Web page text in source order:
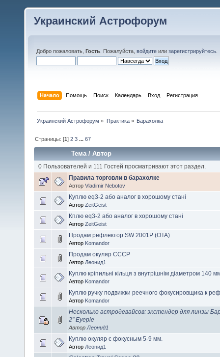
Украинский Астрофорум
Добро пожаловать, Гость . Пожалуйста, войдите или зарегистрируйтесь
Начало Помощь Поиск Календарь Вход Регистрация
Украинский Астрофорум » Практика» Барахолка
Страницы: [1]2 3 ...67
Тема/Автор
0 Пользователей и 111 Гостей просматривают этот раздел.
Правила торговли в барахолке
Автор Vladimir Nebotov
Куплю eq3-2 або аналог в хорошому стані
Автор ZeitGeist
Кплю eq3-2 або аналог в хорошому стані
Автор ZeitGeist
Продам рефлектор SW 2001P (OTA)
Автор Komandor
Продам окуляр СССР
Автор Леонид1
Куплю кріпильні кільця з внутрішнім діаметром 140
Автор Komandor
Куплю ручку подвижки реечного фокусировщика к
Автор Komandor
Несколько астродевайсов: экстендер для линзы
2" Eyepie
Автор Леонид1
Куплю окуляр с фокусным 5-9 мм.
Автор Леонид1